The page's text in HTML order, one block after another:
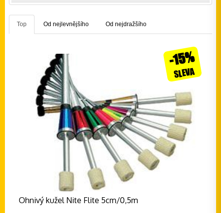
Top Od nejlevnějšího Od nejdražšího
Ohnivý kužel Nite Flite 5cm/0,5m
-15%
SLEVA